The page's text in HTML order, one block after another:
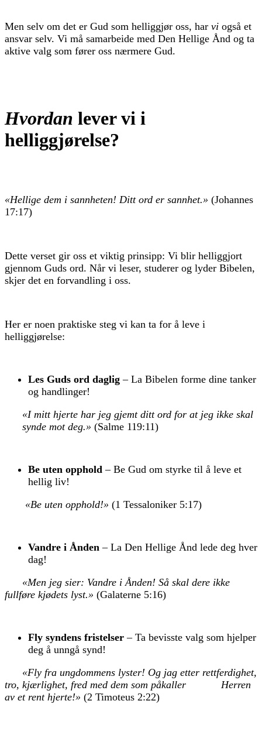
Men selv om det er Gud som helliggjør oss, har vi også et
ansvar selv. Vi må samarbeide med Den Hellige Ånd og ta
aktive valg som fører oss nærmere Gud.
Hvordan lever vi i
helliggjørelse?
«Hellige dem i sannheten! Ditt ord er sannhet.» (Johannes
17:17)
Dette verset gir oss et viktig prinsipp: Vi blir helliggjort
gjennom Guds ord. Når vi leser, studerer og lyder Bibelen,
skjer det en forvandling i oss.
Her er noen praktiske steg vi kan ta for å leve i
helliggjørelse:
Les Guds ord daglig– La Bibelen forme dine tanker
og handlinger!
«I mitt hjerte har jeg gjemt ditt ord for at jeg ikke skal
synde mot deg.» (Salme 119:11)
Be uten opphold– Be Gud om styrke til å leve et
hellig liv!
«Be uten opphold!» (1 Tessaloniker 5:17)
Vandre i Ånden– La Den Hellige Ånd lede deg hver
dag!
«Men jeg sier: Vandre i Ånden! Så skal dere ikke
fullføre kjødets lyst.» (Galaterne 5:16)
Fly syndens fristelser– Ta bevisste valg som hjelper
deg å unngå synd!
«Fly fra ungdommens lyster! Og jag etter rettferdighet,
tro, kjærlighet, fred med dem som påkaller Herren
av et rent hjerte!» (2 Timoteus 2:22)